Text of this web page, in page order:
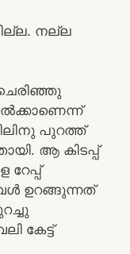
നല്ല
പുറത്ത്
ആ കിടപ്പ്
ഉറങ്ങുന്നത്
കേട്ട്